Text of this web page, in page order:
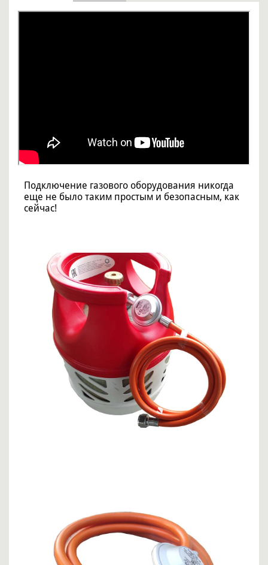
Подключение газового оборудования никогда
еще не было таким простым и безопасным, как
сейчас!